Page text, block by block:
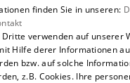
finden Sie in unseren:
verwenden auf unserer
Hilfe derer Informationen
bzw. auf solche
z.B. Cookies. Ihre